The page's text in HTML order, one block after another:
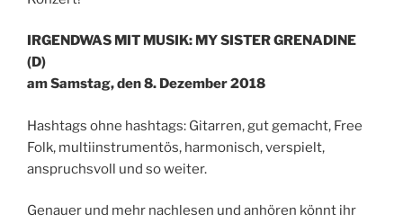
IRGENDWAS MIT MUSIK: MY SISTER GRENADINE
(D)
am Samstag, den 8. Dezember 2018
Hashtags ohne hashtags: Gitarren, gut gemacht, Free
Folk, multiinstrumentös, harmonisch, verspielt,
anspruchsvoll und so weiter.
Genauer und mehr nachlesen und anhören könnt ihr